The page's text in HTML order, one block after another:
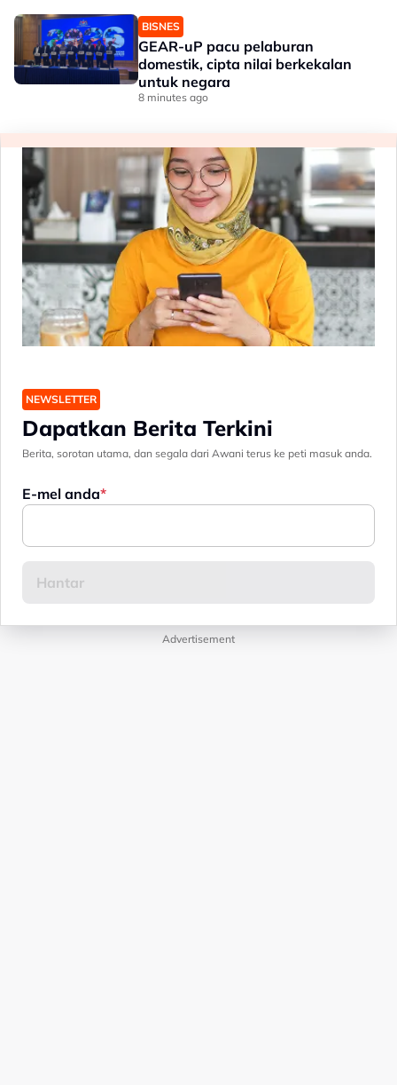
BISNES
GEAR-uP pacu pelaburan
domestik, cipta nilai berkekalan
untuk negara
8 minutes ago
NEWSLETTER
Dapatkan Berita Terkini
Berita, sorotan utama, dan segala dari Awani terus ke peti masuk anda.
E-mel anda
Advertisement